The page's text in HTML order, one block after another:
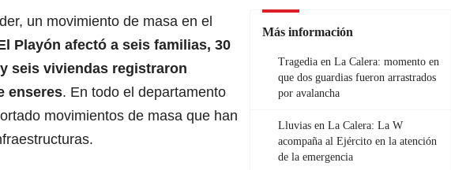
Más información
Tragedia en La Calera: momento en
que dos guardias fueron arrastrados
por avalancha
Lluvias en La Calera: La W
acompaña al Ejército en la atención
de la emergencia
un movimiento de masa en el
Playón afectó a seis familias, 30
seis viviendas registraron
enseres. En todo el departamento
movimientos de masa que han